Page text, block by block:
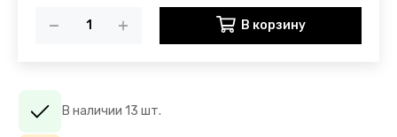
В корзину
В наличии 13 шт.